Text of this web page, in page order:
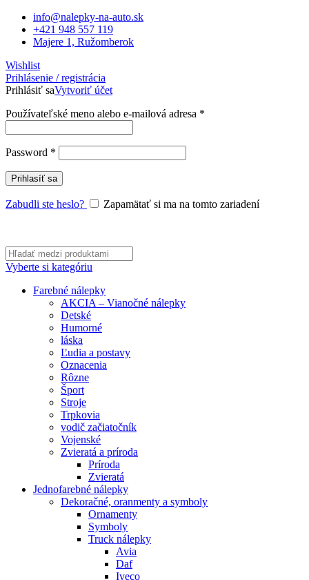
info@nalepky-na-auto.sk
+421 948 557 119
Majere 1, Ružomberok
Wishlist
Prihlásenie / registrácia
Prihlásiť saVytvoriť účet
Používateľské meno alebo e-mailová adresa *
Password *
Prihlasíť sa
Zabudli ste heslo? Zapamätať si ma na tomto zariadení
Vyberte si kategóriu
Farebné nálepky
AKCIA – Vianočné nálepky
Detské
Humorné
láska
Ľudia a postavy
Oznacenia
Rôzne
Šport
Stroje
Trpkovia
vodič začiatočník
Vojenské
Zvieratá a príroda
Príroda
Zvieratá
Jednofarebné nálepky
Dekoračné, oranmenty a symboly
Ornamenty
Symboly
Truck nálepky
Avia
Daf
Iveco